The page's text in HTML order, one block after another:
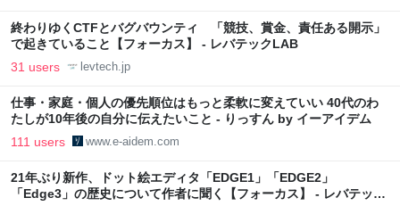
終わりゆくCTFとバグバウンティ 「競技、賞金、責任ある開示」
で起きていること【フォーカス】 - レバテックLAB
31 users levtech.jp
仕事・家庭・個人の優先順位はもっと柔軟に変えていい 40代のわ
たしが10年後の自分に伝えたいこと - りっすん by イーアイデム
111 users www.e-aidem.com
21年ぶり新作、ドット絵エディタ「EDGE1」「EDGE2」
「Edge3」の歴史について作者に聞く【フォーカス】 - レバテック